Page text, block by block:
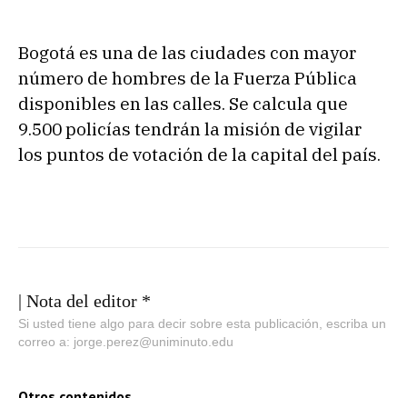
Bogotá es una de las ciudades con mayor
número de hombres de la Fuerza Pública
disponibles en las calles. Se calcula que
9.500 policías tendrán la misión de vigilar
los puntos de votación de la capital del país.
| Nota del editor *
Si usted tiene algo para decir sobre esta publicación, escriba un
correo a: jorge.perez@uniminuto.edu